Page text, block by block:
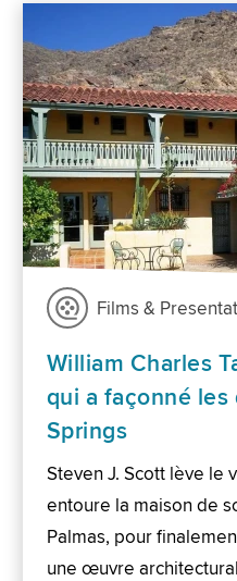
Films &
William Charles
qui a façonné les
Springs
Steven J. Scott lève le
entoure la maison de
Palmas, pour
une œuvre